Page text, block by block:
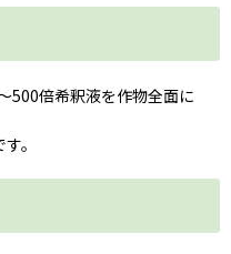
500倍希釈液を作物全面に
。